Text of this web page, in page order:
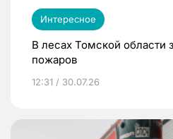
Интересное
В лесах Томской области
пожаров
12:31 / 30.07.26